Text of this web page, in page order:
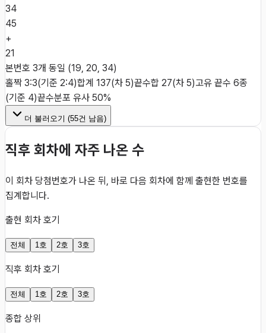
34
45
+
21
본번호 3개 동일 (19, 20, 34)
홀짝 3:3(기준 2:4)합계 137(차 5)끝수합 27(차 5)고유 끝수 6종
(기준 4)끝수분포 유사 50%
더 불러오기 (55건 남음)
직후 회차에 자주 나온 수
이 회차 당첨번호가 나온 뒤, 바로 다음 회차에 함께 출현한 번호를
집계합니다.
출현 회차 호기
전체 1호 2호 3호
직후 회차 호기
전체 1호 2호 3호
종합 상위